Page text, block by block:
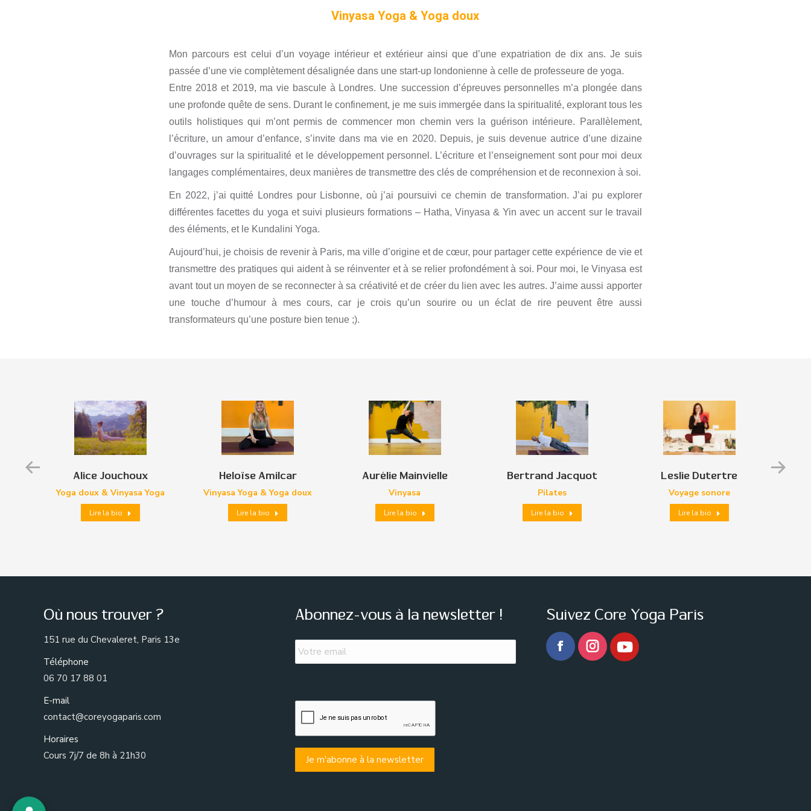
Vinyasa Yoga & Yoga doux
Mon parcours est celui d’un voyage intérieur et extérieur ainsi que d’une expatriation de dix ans. Je suis
passée d’une vie complètement désalignée dans une start-up londonienne à celle de professeure de yoga.
Entre 2018 et 2019, ma vie bascule à Londres. Une succession d’épreuves personnelles m’a plongée dans
une profonde quête de sens. Durant le confinement, je me suis immergée dans la spiritualité, explorant tous les
outils holistiques qui m’ont permis de commencer mon chemin vers la guérison intérieure. Parallèlement,
l’écriture, un amour d’enfance, s’invite dans ma vie en 2020. Depuis, je suis devenue autrice d’une dizaine
d’ouvrages sur la spiritualité et le développement personnel. L’écriture et l’enseignement sont pour moi deux
langages complémentaires, deux manières de transmettre des clés de compréhension et de reconnexion à soi.
En 2022, j’ai quitté Londres pour Lisbonne, où j’ai poursuivi ce chemin de transformation. J’ai pu explorer
différentes facettes du yoga et suivi plusieurs formations – Hatha, Vinyasa & Yin avec un accent sur le travail
des éléments, et le Kundalini Yoga.
Aujourd’hui, je choisis de revenir à Paris, ma ville d’origine et de cœur, pour partager cette expérience de vie et
transmettre des pratiques qui aident à se réinventer et à se relier profondément à soi. Pour moi, le Vinyasa est
avant tout un moyen de se reconnecter à sa créativité et de créer du lien avec les autres. J’aime aussi apporter
une touche d’humour à mes cours, car je crois qu’un sourire ou un éclat de rire peuvent être aussi
transformateurs qu’une posture bien tenue ;).
Alice Jouchoux
Yoga doux & Vinyasa Yoga
Lire la bio
Heloïse Amilcar
Vinyasa Yoga & Yoga doux
Lire la bio
Aurélie Mainvielle
Vinyasa
Lire la bio
Bertrand Jacquot
Pilates
Lire la bio
Leslie Dutertre
Voyage sonore
Lire la bio
Où nous trouver ?
151 rue du Chevaleret, Paris 13e
Téléphone
06 70 17 88 01
E-mail
contact@coreyogaparis.com
Horaires
Cours 7j/7 de 8h à 21h30
Abonnez-vous à la newsletter !
Email *
Suivez Core Yoga Paris
Facebook